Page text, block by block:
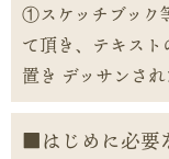
①スケッチブック
て頂き、テキス
置き デッサンさ
はじめに必要